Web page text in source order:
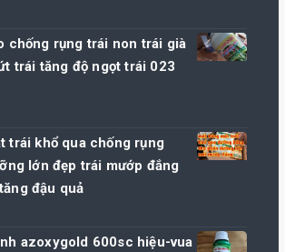
chống rụng trái non trái già
trái tăng độ ngọt trái 023
trái khổ qua chống rụng
lớn đẹp trái mướp đắng
đậu quả
azoxygold 600sc hiệu-vua